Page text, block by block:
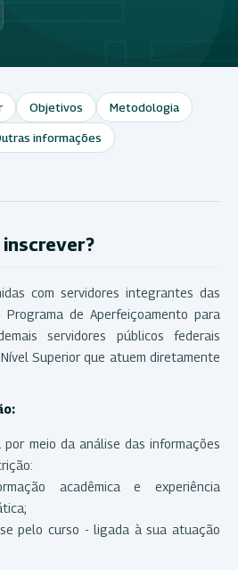
Objetivos Metodologia
informações
inscrever?
com servidores integrantes das
de Aperfeiçoamento para
servidores públicos federais
Superior que atuem diretamente
meio da análise das informações
acadêmica e experiência
pelo curso - ligada à sua atuação